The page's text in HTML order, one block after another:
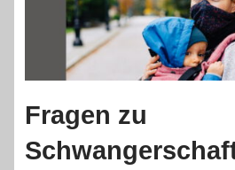
Fragen zu